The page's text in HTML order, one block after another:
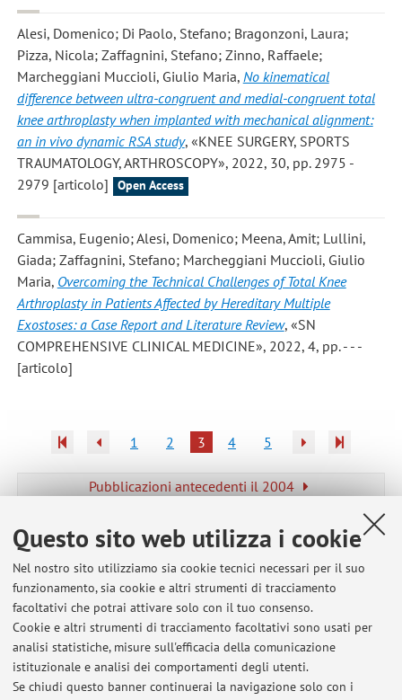
Questo sito web utilizza i cookie
Nel nostro sito utilizziamo sia cookie tecnici necessari per il suo
funzionamento, sia cookie e altri strumenti di tracciamento
facoltativi che potrai attivare solo con il tuo consenso.
Cookie e altri strumenti di tracciamento facoltativi sono usati per
analisi statistiche, misure sull'efficacia della comunicazione
istituzionale e analisi dei comportamenti degli utenti.
Se chiudi questo banner continuerai la navigazione solo con i
Alesi, Domenico; Di Paolo, Stefano; Bragonzoni, Laura;
Pizza, Nicola; Zaffagnini, Stefano; Zinno, Raffaele;
Marcheggiani Muccioli, Giulio Maria, No kinematical
difference between ultra-congruent and medial-congruent total
knee arthroplasty when implanted with mechanical alignment:
an in vivo dynamic RSA study, «KNEE SURGERY, SPORTS
TRAUMATOLOGY, ARTHROSCOPY», 2022, 30, pp. 2975 -
2979 [articolo]
Open Access
Cammisa, Eugenio; Alesi, Domenico; Meena, Amit; Lullini,
Giada; Zaffagnini, Stefano; Marcheggiani Muccioli, Giulio
Maria, Overcoming the Technical Challenges of Total Knee
Arthroplasty in Patients Affected by Hereditary Multiple
Exostoses: a Case Report and Literature Review, «SN
COMPREHENSIVE CLINICAL MEDICINE», 2022, 4, pp. - - -
[articolo]
1 2 3 4 5
Pubblicazioni antecedenti il 2004
Ultimi avvisi
Risultati Esame del 22-07-2021 Traumatologia e Primo Soccorso
(Campus di Rimini)
Pubblicato il: 27 luglio 2021
Risultati Esame del 15-07-2021 del corso di Laurea in Tecniche